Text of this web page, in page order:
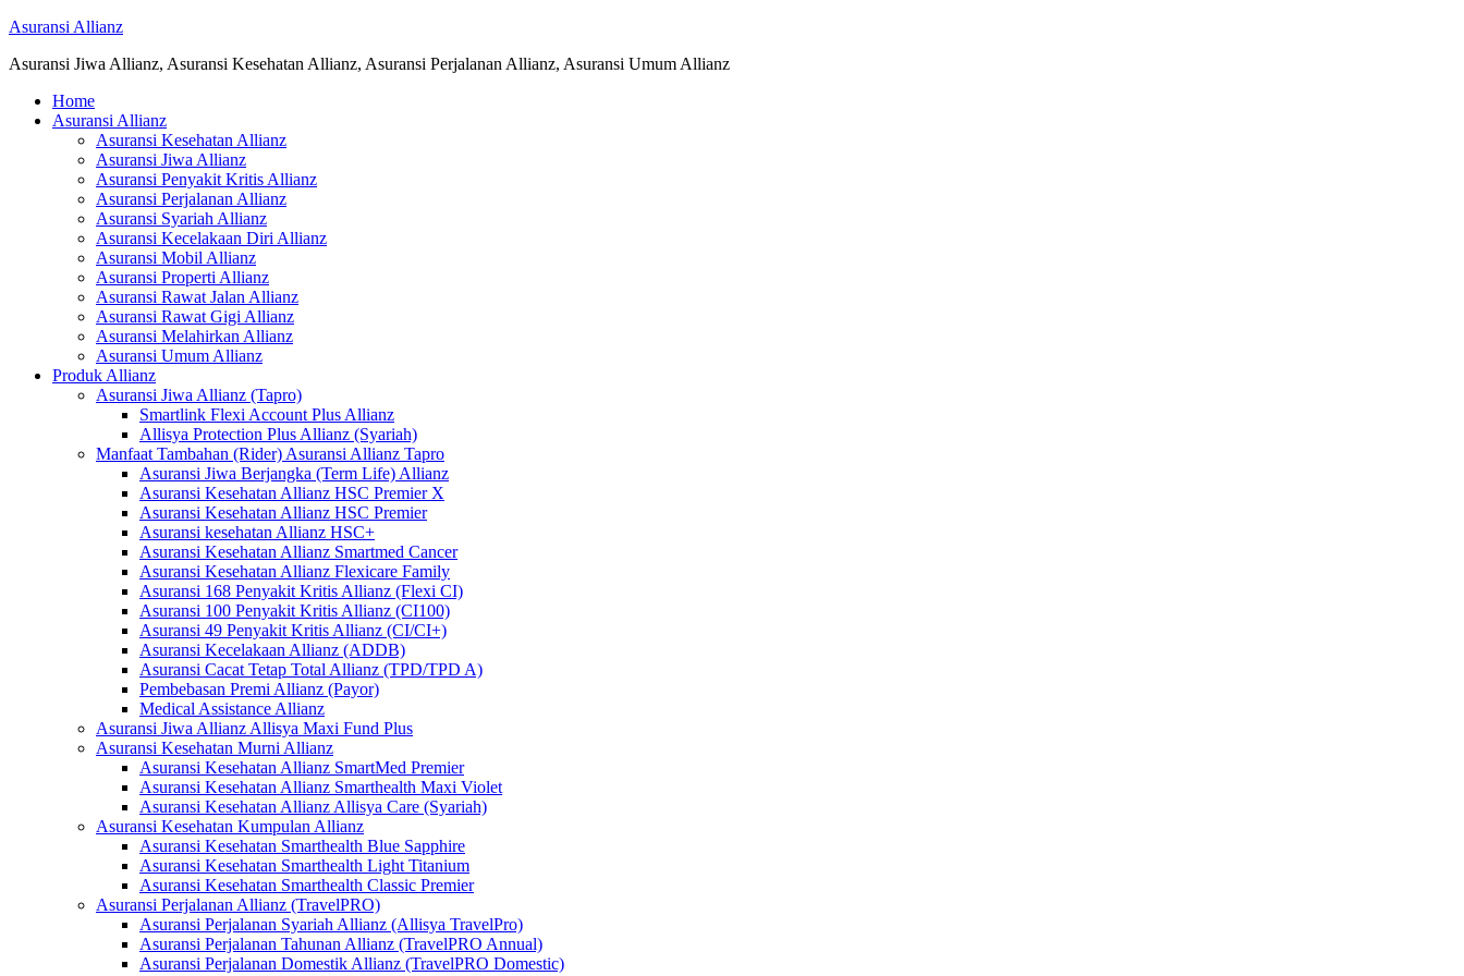
Asuransi Allianz
Asuransi Jiwa Allianz, Asuransi Kesehatan Allianz, Asuransi Perjalanan Allianz, Asuransi Umum Allianz
Home
Asuransi Allianz
Asuransi Kesehatan Allianz
Asuransi Jiwa Allianz
Asuransi Penyakit Kritis Allianz
Asuransi Perjalanan Allianz
Asuransi Syariah Allianz
Asuransi Kecelakaan Diri Allianz
Asuransi Mobil Allianz
Asuransi Properti Allianz
Asuransi Rawat Jalan Allianz
Asuransi Rawat Gigi Allianz
Asuransi Melahirkan Allianz
Asuransi Umum Allianz
Produk Allianz
Asuransi Jiwa Allianz (Tapro)
Smartlink Flexi Account Plus Allianz
Allisya Protection Plus Allianz (Syariah)
Manfaat Tambahan (Rider) Asuransi Allianz Tapro
Asuransi Jiwa Berjangka (Term Life) Allianz
Asuransi Kesehatan Allianz HSC Premier X
Asuransi Kesehatan Allianz HSC Premier
Asuransi kesehatan Allianz HSC+
Asuransi Kesehatan Allianz Smartmed Cancer
Asuransi Kesehatan Allianz Flexicare Family
Asuransi 168 Penyakit Kritis Allianz (Flexi CI)
Asuransi 100 Penyakit Kritis Allianz (CI100)
Asuransi 49 Penyakit Kritis Allianz (CI/CI+)
Asuransi Kecelakaan Allianz (ADDB)
Asuransi Cacat Tetap Total Allianz (TPD/TPD A)
Pembebasan Premi Allianz (Payor)
Medical Assistance Allianz
Asuransi Jiwa Allianz Allisya Maxi Fund Plus
Asuransi Kesehatan Murni Allianz
Asuransi Kesehatan Allianz SmartMed Premier
Asuransi Kesehatan Allianz Smarthealth Maxi Violet
Asuransi Kesehatan Allianz Allisya Care (Syariah)
Asuransi Kesehatan Kumpulan Allianz
Asuransi Kesehatan Smarthealth Blue Sapphire
Asuransi Kesehatan Smarthealth Light Titanium
Asuransi Kesehatan Smarthealth Classic Premier
Asuransi Perjalanan Allianz (TravelPRO)
Asuransi Perjalanan Syariah Allianz (Allisya TravelPro)
Asuransi Perjalanan Tahunan Allianz (TravelPRO Annual)
Asuransi Perjalanan Domestik Allianz (TravelPRO Domestic)